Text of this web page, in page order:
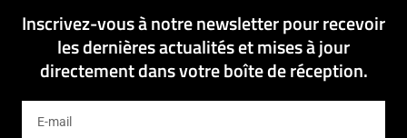
Inscrivez-vous à notre newsletter pour recevoir
les dernières actualités et mises à jour
directement dans votre boîte de réception.